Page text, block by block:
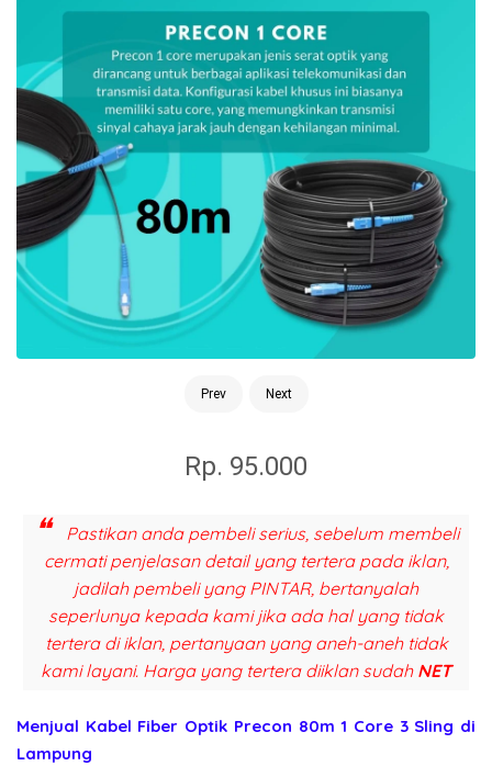
Prev Next
Rp. 95.000
Pastikan anda pembeli serius, sebelum membeli
cermati penjelasan detail yang tertera pada iklan,
jadilah pembeli yang PINTAR, bertanyalah
seperlunya kepada kami jika ada hal yang tidak
tertera di iklan, pertanyaan yang aneh-aneh tidak
kami layani. Harga yang tertera diiklan sudah NET
Menjual Kabel Fiber Optik Precon 80m 1 Core 3 Sling di
Lampung